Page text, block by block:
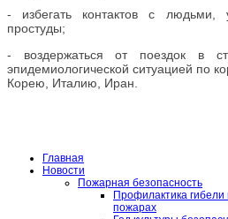
- избегать контактов с людьми,
простуды;
- воздержаться от поездок в
эпидемиологической ситуацией по
Корею, Италию, Иран.
Главная
Новости
Пожарная безопасность
Профилактика
пожарах